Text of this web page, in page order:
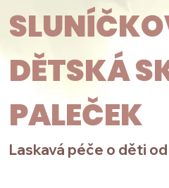
​Laskavá péče o děti
DĚTSKÁ
PALEČEK